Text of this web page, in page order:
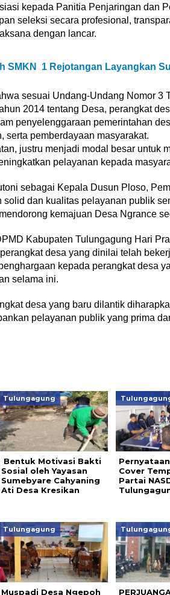
kepada Panitia Penjaringan dan
seleksi secara profesional,
dengan lancar.
SMKN 1 Rejotangan Layangkan
sesuai Undang-Undang Nomor 3
2014 tentang Desa, perangkat
penyelenggaraan pemerintahan
serta pemberdayaan masyarakat.
justru menjadi modal besar untuk
pelayanan kepada
sebagai Kepala Dusun Ploso,
solid dan kualitas pelayanan publik
kemajuan Desa Ngrance
Kabupaten Tulungagung Hari
desa yang dinilai telah
kepada perangkat desa
selama ini.
desa yang baru dilantik
pelayanan publik yang prima
Tulungagung
Bentuk Motivasi Bakti
Sosial oleh Yayasan
Sumebyare Cahyaning
Ati Desa Kresikan
Cover
Partai
Tulungagung
Muspadi Desa Ngepoh